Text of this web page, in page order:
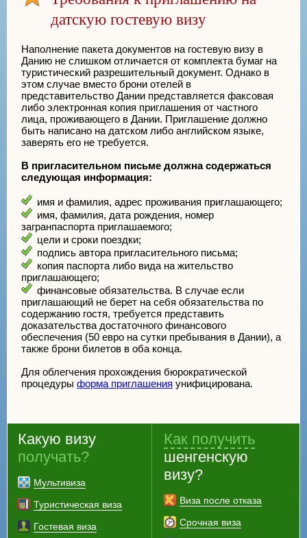
датскую гостевую визу
Наполнение пакета документов на гостевую визу в
Данию не слишком отличается от комплекта бумаг на
туристический разрешительный документ. Однако в
этом случае вместо брони отелей в
представительство Дании представляется факсовая
либо электронная копия приглашения от частного
лица, проживающего в Дании. Приглашение должно
быть написано на датском либо английском языке,
заверять его не требуется.
В пригласительном письме должна содержаться
следующая информация:
имя и фамилия, адрес проживания приглашающего;
имя, фамилия, дата рождения, номер
загранпаспорта приглашаемого;
цели и сроки поездки;
подпись автора пригласительного письма;
копия паспорта либо вида на жительство
приглашающего;
финансовые обязательства. В случае если
приглашающий не берет на себя обязательства по
содержанию гостя, требуется представить
доказательства достаточного финансового
обеспечения (50 евро на сутки пребывания в Дании), а
также брони билетов в оба конца.
Для облегчения прохождения бюрократической
процедуры форма приглашения унифицирована.
Какую визу
получать?
Мультивиза
Туристическая виза
Гостевая виза
Как получить
шенгенскую
визу?
Виза после отказа
Срочная виза